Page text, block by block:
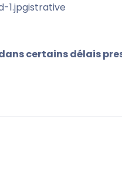
1.jpgistrative
certains délais